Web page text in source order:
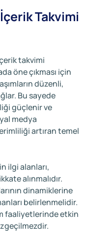
Takvimi
takvimi
öne çıkması için
düzenli,
Bu sayede
güçlenir ve
medya
artıran temel
ilgi alanları,
alınmalıdır.
dinamiklerine
belirlenmelidir.
faaliyetlerinde etkin